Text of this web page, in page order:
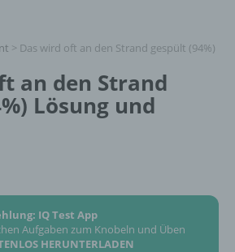
> Das wird oft an den Strand gespült (94%)
an den Strand
Lösung und
IQ Test App
Aufgaben zum Knobeln und Üben
HERUNTERLADEN